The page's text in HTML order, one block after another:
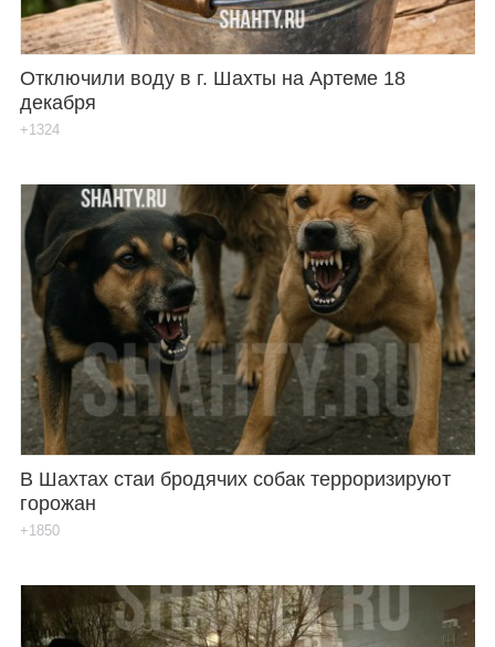
Отключили воду в г. Шахты на Артеме 18
декабря
+1324
В Шахтах стаи бродячих собак терроризируют
горожан
+1850